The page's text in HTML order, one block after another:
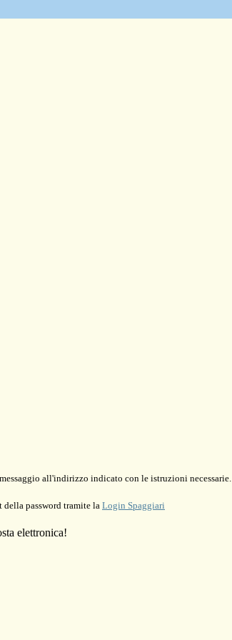
all'indirizzo indicato con le istruzioni necessarie.
della password tramite la Login Spaggiari
elettronica!